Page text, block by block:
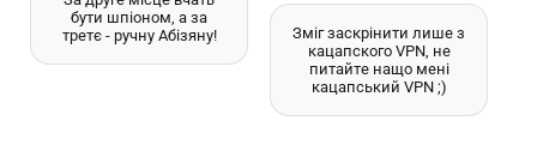
бути шпіоном, а за
третє - ручну Абізяну!
Зміг заскрінити лише з
кацапского VPN, не
питайте нащо мені
кацапський VPN ;)